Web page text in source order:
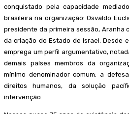
conquistado pela capacidade
brasileira na organização: Osvaldo
presidente da primeira sessão, Aranha
da criação do Estado de Israel. Desde
emprega um perfil argumentativo,
demais países membros da
mínimo denominador comum: a
direitos humanos, da solução
intervenção.